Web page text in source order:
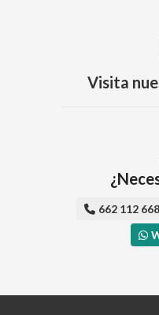
Visita
662 112 668